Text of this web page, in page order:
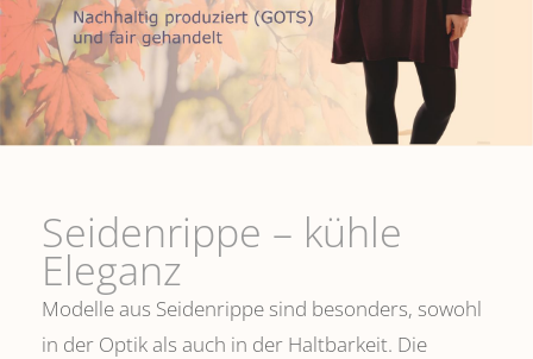
Seidenrippe­ – kühle
Eleganz
Modelle aus Seidenrippe sind besonders, sowohl
in der Optik als auch in der Haltbarkeit. Die